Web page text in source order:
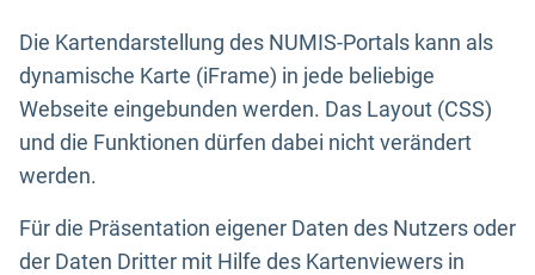
Die Kartendarstellung des NUMIS-Portals kann als
dynamische Karte (iFrame) in jede beliebige
Webseite eingebunden werden. Das Layout (CSS)
und die Funktionen dürfen dabei nicht verändert
werden.
Für die Präsentation eigener Daten des Nutzers oder
der Daten Dritter mit Hilfe des Kartenviewers in